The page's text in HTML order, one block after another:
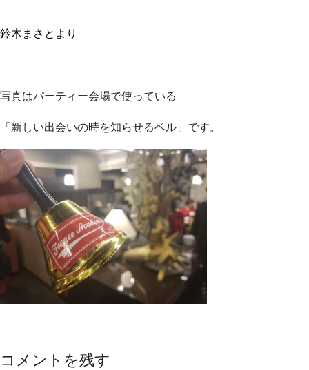
鈴木まさとより
写真はパーティー会場で使っている
「新しい出会いの時を知らせるベル」です。
コメントを残す